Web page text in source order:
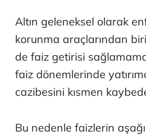
Altın geleneksel olarak
korunma araçlarından
de faiz getirisi
faiz dönemlerinde
cazibesini kısmen
Bu nedenle faizlerin